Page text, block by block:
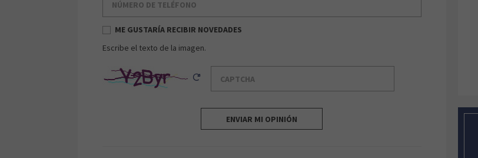
ME GUSTARÍA RECIBIR NOVEDADES
Escribe el texto de la imagen.
Captcha
ENVIAR MI OPINIÓN